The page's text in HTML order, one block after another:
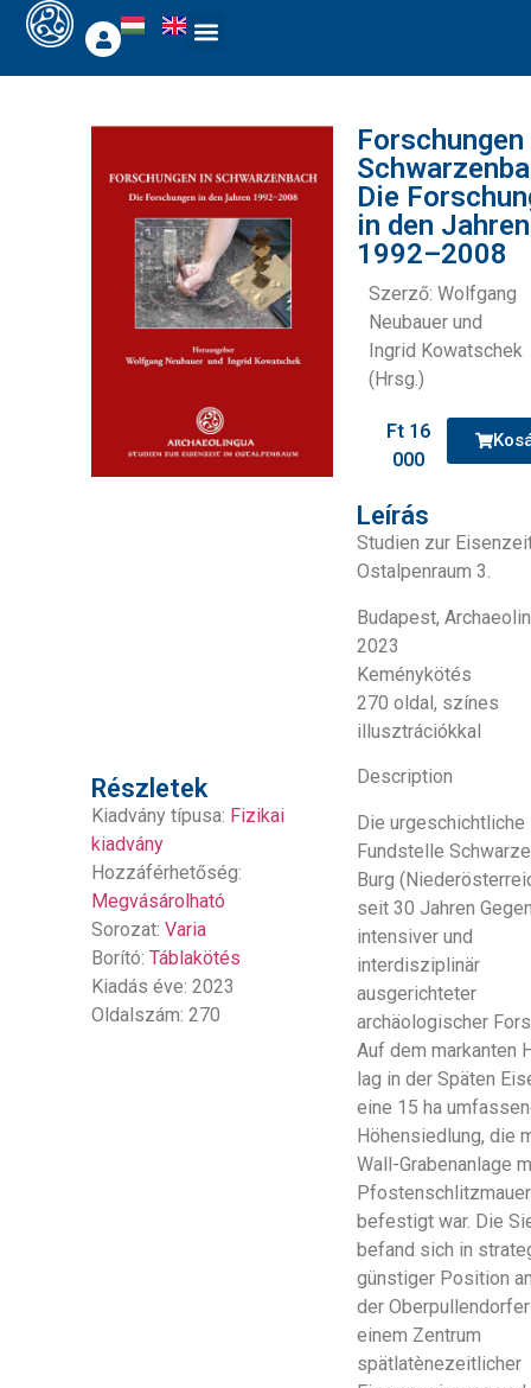
Részletek
Kiadvány típusa: Fizikai
kiadvány
Hozzáférhetőség:
Megvásárolható
Sorozat:Varia
Borító:Táblakötés
Kiadás éve: 2023
Oldalszám: 270
Die
in den Jahren
1992–2008
Szerző: Wolfgang
Neubauer und
Ingrid Kowatschek
(Hrsg.)
Ft16
000
Leírás
Studien zur
Ostalpenraum 3.
Budapest,
2023
Keménykötés
270 oldal, színes
illusztrációkkal
Description
Die urgeschichtliche
Fundstelle
Burg
seit 30 Jahren
intensiver und
interdisziplinär
ausgerichteter
archäologischer
Auf dem markanten
lag in der Späten
eine 15 ha
Höhensiedlung, die
Wall-Grabenanlage
Pfostenschlitzmauer
befestigt war. Die
befand sich in
günstiger Position
der
einem Zentrum
spätlatènezeitlicher